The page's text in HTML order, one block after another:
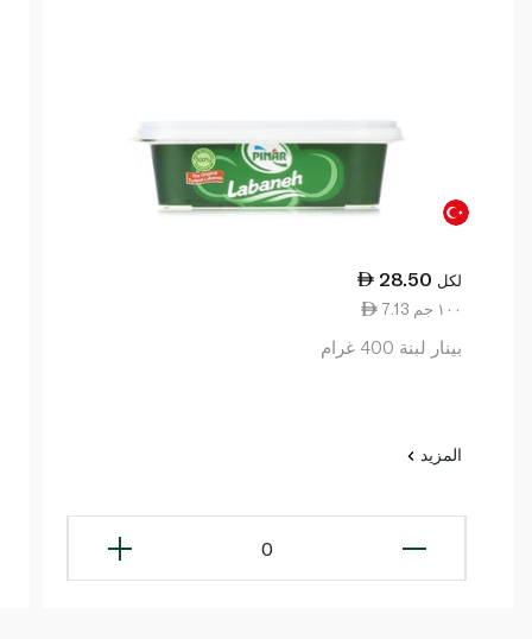
28.50 لكل
7.13 ١٠٠ جم
بينار لبنة 400 غرام
المزيد
0